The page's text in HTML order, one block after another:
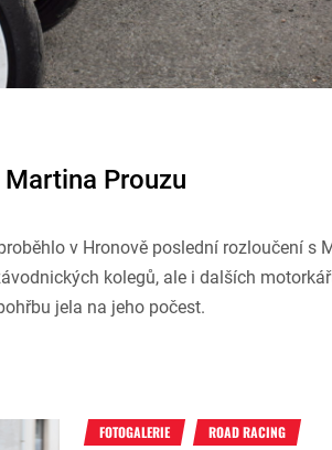
Prouzu
v Hronově poslední rozloučení s
kolegů, ale i dalších
jela na jeho počest.
FOTOGALERIE ROAD RACING